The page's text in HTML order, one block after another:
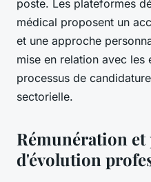
poste. Les plateformes
médical proposent un
et une approche
mise en relation avec
processus de
sectorielle.
Rémunération et
d'évolution